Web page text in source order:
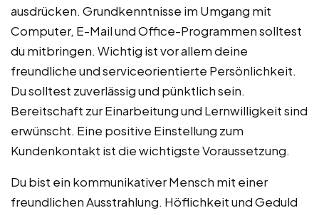
ausdrücken. Grundkenntnisse im Umgang mit
Computer, E-Mail und Office-Programmen solltest
du mitbringen. Wichtig ist vor allem deine
freundliche und serviceorientierte Persönlichkeit.
Du solltest zuverlässig und pünktlich sein.
Bereitschaft zur Einarbeitung und Lernwilligkeit sind
erwünscht. Eine positive Einstellung zum
Kundenkontakt ist die wichtigste Voraussetzung.
Du bist ein kommunikativer Mensch mit einer
freundlichen Ausstrahlung. Höflichkeit und Geduld